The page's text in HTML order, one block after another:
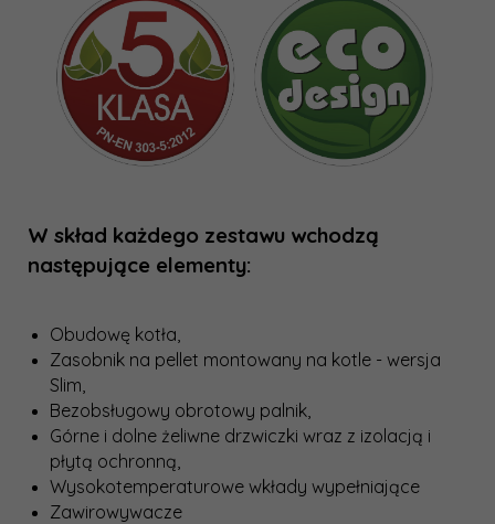
W skład każdego zestawu wchodzą
następujące elementy:
Obudowę kotła,
Zasobnik na pellet montowany na kotle - wersja
Slim
Bezobsługowy obrotowy palnik,
Górne i dolne żeliwne drzwiczki wraz z izolacją i
płytą ochronną,
Wysokotemperaturowe wkłady wypełniające
Zawirowywacze